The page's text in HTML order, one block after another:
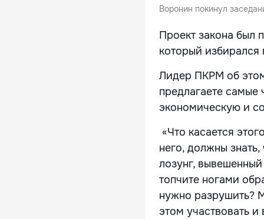
Воронин покинул
Проект закона был
который
Лидер ПКРМ об
предлагаете
экономическую и
«Что касается
него, должны
лозунг,
топчите ногами
нужно разрушить?
этом участвовать